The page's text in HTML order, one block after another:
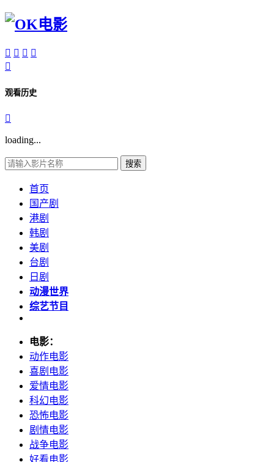
   

观看历史

loading...
搜索
首页
国产剧
港剧
韩剧
美剧
台剧
日剧
动漫世界
综艺节目
电影：
动作电影
喜剧电影
爱情电影
科幻电影
恐怖电影
剧情电影
战争电影
好看电影